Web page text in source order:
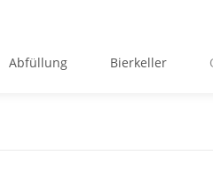
Abfüllung Bierkeller